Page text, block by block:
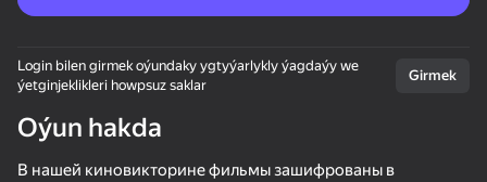
Login bilen girmek oýundaky ygtyýarlykly ýagdaýy we
ýetginjeklikleri howpsuz saklar
Girmek
Oýun hakda
В нашей киновикторине фильмы зашифрованы в